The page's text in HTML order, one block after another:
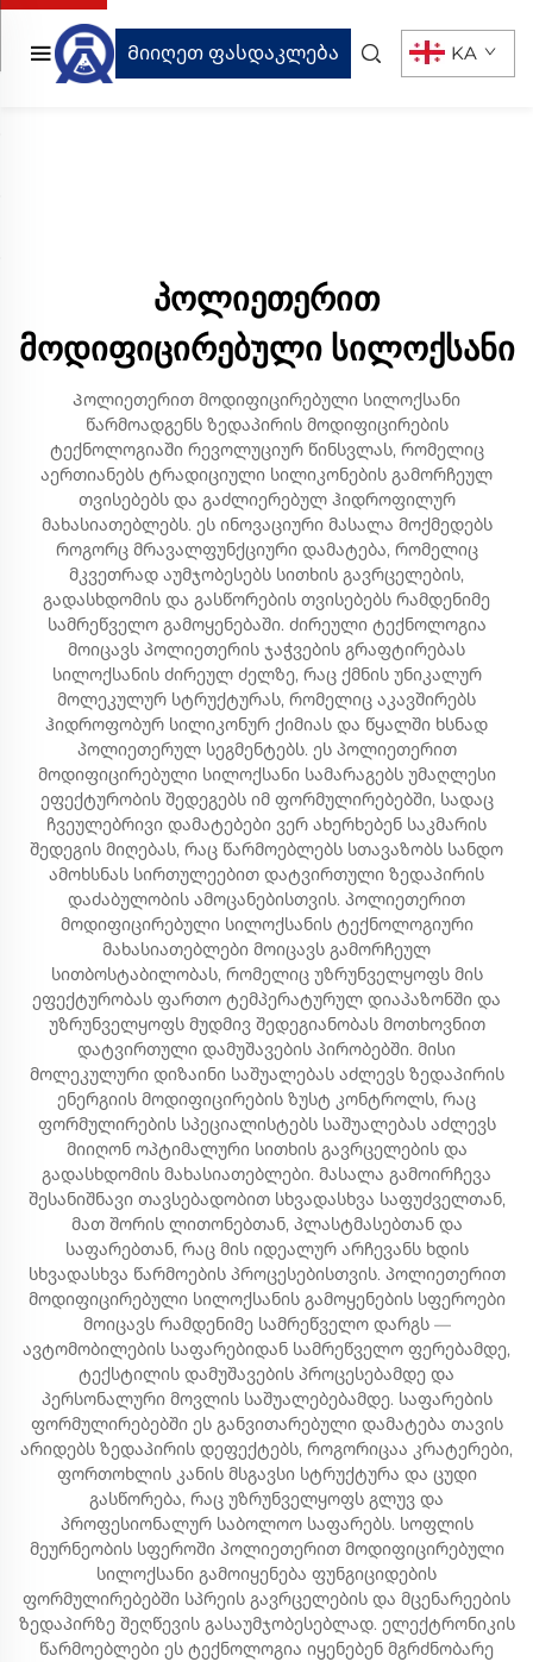
Მიიღეთ ფასდაკლება KA
პოლიეთერით
მოდიფიცირებული სილოქსანი
Პოლიეთერით მოდიფიცირებული სილოქსანი
წარმოადგენს ზედაპირის მოდიფიცირების
ტექნოლოგიაში რევოლუციურ წინსვლას, რომელიც
აერთიანებს ტრადიციული სილიკონების გამორჩეულ
თვისებებს და გაძლიერებულ ჰიდროფილურ
მახასიათებლებს. ეს ინოვაციური მასალა მოქმედებს
როგორც მრავალფუნქციური დამატება, რომელიც
მკვეთრად აუმჯობესებს სითხის გავრცელების,
გადასხდომის და გასწორების თვისებებს რამდენიმე
სამრეწველო გამოყენებაში. ძირეული ტექნოლოგია
მოიცავს პოლიეთერის ჯაჭვების გრაფტირებას
სილოქსანის ძირეულ ძელზე, რაც ქმნის უნიკალურ
მოლეკულურ სტრუქტურას, რომელიც აკავშირებს
ჰიდროფობურ სილიკონურ ქიმიას და წყალში ხსნად
პოლიეთერულ სეგმენტებს. ეს პოლიეთერით
მოდიფიცირებული სილოქსანი სამარაგებს უმაღლესი
ეფექტურობის შედეგებს იმ ფორმულირებებში, სადაც
ჩვეულებრივი დამატებები ვერ ახერხებენ საკმარის
შედეგის მიღებას, რაც წარმოებლებს სთავაზობს სანდო
ამოხსნას სირთულეებით დატვირთული ზედაპირის
დაძაბულობის ამოცანებისთვის. პოლიეთერით
მოდიფიცირებული სილოქსანის ტექნოლოგიური
მახასიათებლები მოიცავს გამორჩეულ
სითბოსტაბილობას, რომელიც უზრუნველყოფს მის
ეფექტურობას ფართო ტემპერატურულ დიაპაზონში და
უზრუნველყოფს მუდმივ შედეგიანობას მოთხოვნით
დატვირთული დამუშავების პირობებში. მისი
მოლეკულური დიზაინი საშუალებას აძლევს ზედაპირის
ენერგიის მოდიფიცირების ზუსტ კონტროლს, რაც
ფორმულირების სპეციალისტებს საშუალებას აძლევს
მიიღონ ოპტიმალური სითხის გავრცელების და
გადასხდომის მახასიათებლები. მასალა გამოირჩევა
შესანიშნავი თავსებადობით სხვადასხვა საფუძველთან,
მათ შორის ლითონებთან, პლასტმასებთან და
საფარებთან, რაც მის იდეალურ არჩევანს ხდის
სხვადასხვა წარმოების პროცესებისთვის. პოლიეთერით
მოდიფიცირებული სილოქსანის გამოყენების სფეროები
მოიცავს რამდენიმე სამრეწველო დარგს —
ავტომობილების საფარებიდან სამრეწველო ფერებამდე,
ტექსტილის დამუშავების პროცესებამდე და
პერსონალური მოვლის საშუალებებამდე. საფარების
ფორმულირებებში ეს განვითარებული დამატება თავის
არიდებს ზედაპირის დეფექტებს, როგორიცაა კრატერები,
ფორთოხლის კანის მსგავსი სტრუქტურა და ცუდი
გასწორება, რაც უზრუნველყოფს გლუვ და
პროფესიონალურ საბოლოო საფარებს. სოფლის
მეურნეობის სფეროში პოლიეთერით მოდიფიცირებული
სილოქსანი გამოიყენება ფუნგიციდების
ფორმულირებებში სპრეის გავრცელების და მცენარეების
ზედაპირზე შეღწევის გასაუმჯობესებლად. ელექტრონიკის
წარმოებლები ეს ტექნოლოგია იყენებენ მგრძნობარე